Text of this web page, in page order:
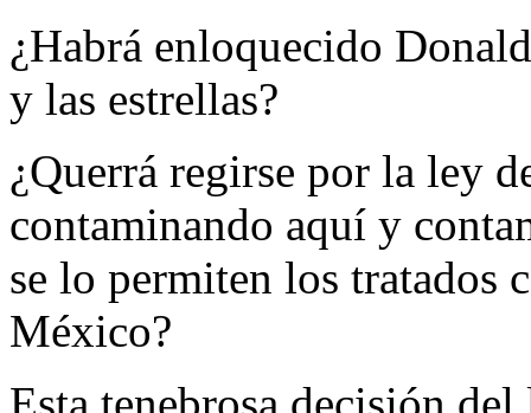
¿Habrá enloquecido
y las estrellas?
¿Querrá regirse por la ley
contaminando aquí y
se lo permiten los tratados
México?
Esta tenebrosa decisión